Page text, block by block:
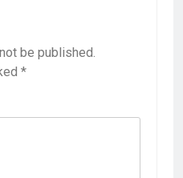
be published.
*